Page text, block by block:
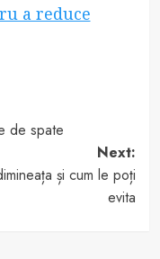
a reduce
de spate
Next:
și cum le poți
evita